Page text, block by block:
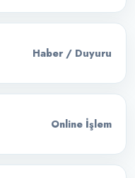
Haber / Duyuru
Online İşlem